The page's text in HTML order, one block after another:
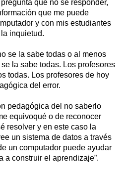
que no sé responder,
que me puede
y con mis estudiantes
inquietud.
se la sabe todas o al menos
la sabe todas. Los profesores
todas. Los profesores de hoy
del error.
pedagógica del no saberlo
equivoqué o de reconocer
resolver y en este caso la
un sistema de datos a través
un computador puede ayudar
a construir el aprendizaje”.